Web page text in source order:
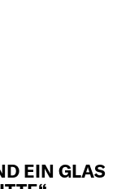
EIN GLAS